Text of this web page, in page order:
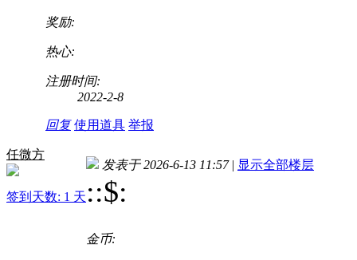
奖励:
热心:
注册时间:
2022-2-8
回复 使用道具 举报
任微方
签到天数: 1 天
发表于 2026-6-13 11:57 | 显示全部楼层
::$:
金币: